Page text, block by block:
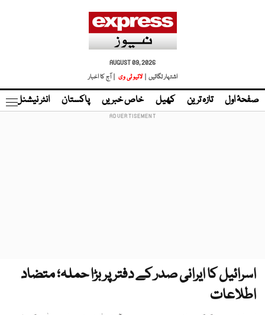
AUGUST 09, 2026
اشتہار لگائیں |
لائیو ٹی وی | آج کا اخبار
صفحۂ اول تازہ ترین کھیل خاص خبریں پاکستان انٹر نیشنل
اسرائیل کا ایرانی صدر کے دفتر پر بڑا حملہ؛ متضاد
اطلاعات